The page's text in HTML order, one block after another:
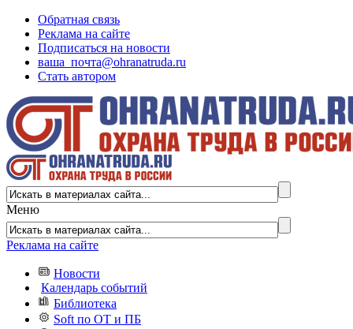
Обратная связь
Реклама на сайте
Подписаться на новости
ваша_почта@ohranatruda.ru
Стать автором
Меню
Реклама на сайте
Новости
Календарь событий
Библиотека
Soft по ОТ и ПБ